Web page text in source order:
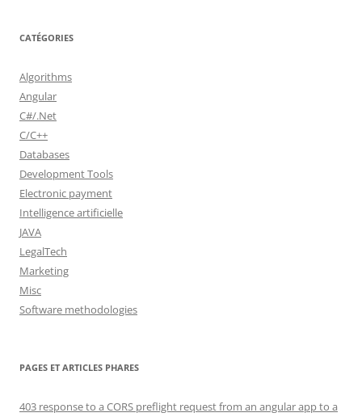
CATÉGORIES
Algorithms
Angular
C#/.Net
C/C++
Databases
Development Tools
Electronic payment
Intelligence artificielle
JAVA
LegalTech
Marketing
Misc
Software methodologies
PAGES ET ARTICLES PHARES
403 response to a CORS preflight request from an angular app to a